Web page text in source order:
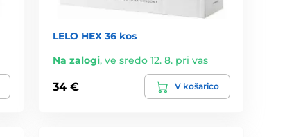
LELO HEX 36 kos
Na zalogi,ve sredo 12. 8. pri vas
34 € V košarico